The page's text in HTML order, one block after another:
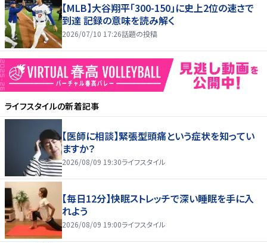
【MLB】大谷翔平「300-150」に史上2位の速さで
到達 記録の意味を読み解く
2026/07/10 17:26話題の投稿
ライフスタイルの新着記事
【医師に相談】緊張型頭痛という症状を知ってい
ますか？
2026/08/09 19:30ライフスタイル
【毎日12分】快眠ストレッチで深い睡眠を手に入
れよう
2026/08/09 19:00ライフスタイル